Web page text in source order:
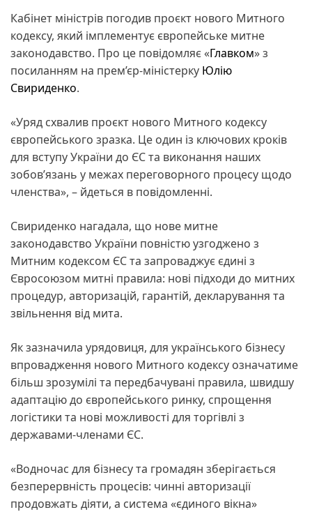
Кабінет міністрів погодив проєкт нового Митного
кодексу, який імплементує європейське митне
законодавство. Про це повідомляє «Главком» з
посиланням на прем’єр-міністерку Юлію
Свириденко.
«Уряд схвалив проєкт нового Митного кодексу
європейського зразка. Це один із ключових кроків
для вступу України до ЄС та виконання наших
зобов’язань у межах переговорного процесу щодо
членства», – йдеться в повідомленні.
Свириденко нагадала, що нове митне
законодавство України повністю узгоджено з
Митним кодексом ЄС та запроваджує єдині з
Євросоюзом митні правила: нові підходи до митних
процедур, авторизацій, гарантій, декларування та
звільнення від мита.
Як зазначила урядовиця, для українського бізнесу
впровадження нового Митного кодексу означатиме
більш зрозумілі та передбачувані правила, швидшу
адаптацію до європейського ринку, спрощення
логістики та нові можливості для торгівлі з
державами-членами ЄС.
«Водночас для бізнесу та громадян зберігається
безперервність процесів: чинні авторизації
продовжать діяти, а система «єдиного вікна»